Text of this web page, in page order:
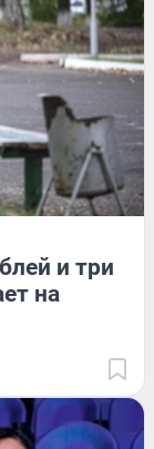
и три
на